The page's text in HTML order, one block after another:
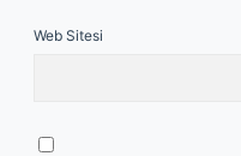
Web Sitesi